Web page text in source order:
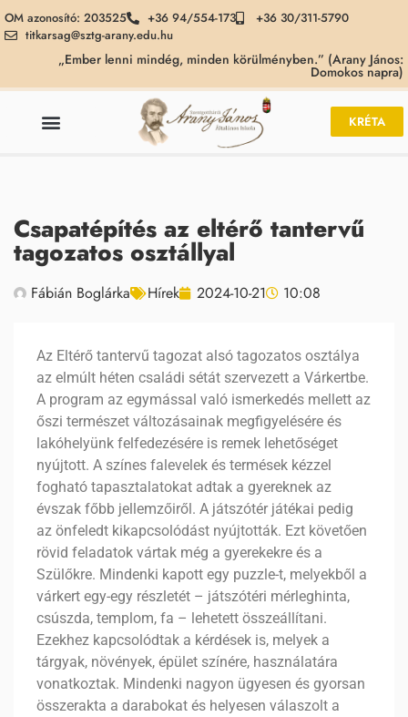
OM azonosító: 203525 +36 94/554-173
+36 30/311-5790
titkarsag@sztg-arany.edu.hu
„Ember lenni mindég, minden körülményben.” (Arany János:
Domokos napra)
KRÉTA
Csapatépítés az eltérő tantervű
tagozatos osztállyal
Fábián Boglárka Hírek 2024-10-21 10:08
Az Eltérő tantervű tagozat alsó tagozatos osztálya
az elmúlt héten családi sétát szervezett a Várkertbe.
A program az egymással való ismerkedés mellett az
őszi természet változásainak megfigyelésére és
lakóhelyünk felfedezésére is remek lehetőséget
nyújtott. A színes falevelek és termések kézzel
fogható tapasztalatokat adtak a gyereknek az
évszak főbb jellemzőiről. A játszótér játékai pedig
az önfeledt kikapcsolódást nyújtották. Ezt követően
rövid feladatok vártak még a gyerekekre és a
Szülőkre. Mindenki kapott egy puzzle-t, melyekből a
várkert egy-egy részletét – játszótéri mérleghinta,
csúszda, templom, fa – lehetett összeállítani.
Ezekhez kapcsolódtak a kérdések is, melyek a
tárgyak, növények, épület színére, használatára
vonatkoztak. Mindenki nagyon ügyesen és gyorsan
összerakta a darabokat és helyesen válaszolt a